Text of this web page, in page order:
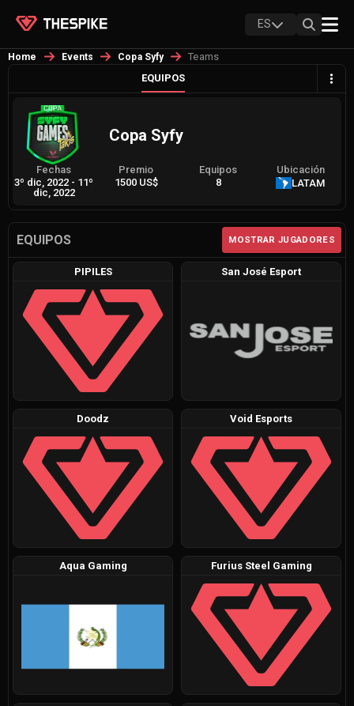
ES
Home Events Copa Syfy
Teams
EQUIPOS
Copa Syfy
Fechas
3º dic, 2022 - 11º
dic, 2022
Premio
1500 US$
Equipos
8
Ubicación
LATAM
EQUIPOS MOSTRAR JUGADORES
PIPILES San José Esport
Doodz Void Esports
Aqua Gaming Furius Steel Gaming